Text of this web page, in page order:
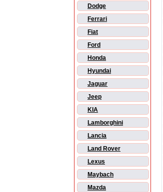
Dodge
Ferrari
Fiat
Ford
Honda
Hyundai
Jaguar
Jeep
KIA
Lamborghini
Lancia
Land Rover
Lexus
Maybach
Mazda